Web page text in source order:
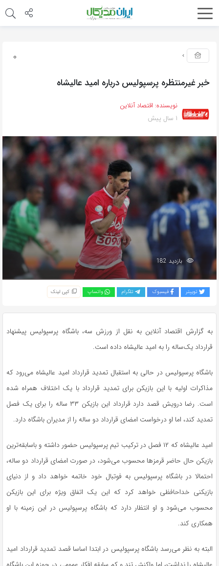
0
خبر غیرمنتظره پرسپولیس درباره امید عالیشاه
نویسنده: اقتصاد آنلاین
1 سال پیش
بازدید 182
توییتر فیسبوک تلگرام واتساپ کپی لینک
به گزارش اقتصاد آنلاین به نقل از ورزش سه، باشگاه پرسپولیس پیشنهاد
قرارداد یک‌ساله را به امید عالیشاه داده است.
باشگاه پرسپولیس در حالی به استقبال تمدید قرارداد امید عالیشاه می‌رود که
مذاکرات اولیه با این بازیکن برای تمدید قرارداد با یک اختلاف همراه شده
است. رضا درویش قصد دارد قرارداد این بازیکن ۳۳ ساله را برای یک فصل
تمدید کند، اما او درخواست امضای قرارداد دو ساله را از مدیران باشگاه دارد.
امید عالیشاه که ۱۲ فصل در ترکیب تیم پرسپولیس حضور داشته و باسابقه‌ترین
بازیکن حال حاضر قرمز‌ها محسوب می‌شود، در صورت امضای قرارداد دو ساله،
احتمالا در باشگاه پرسپولیس به فوتبال خود خاتمه خواهد داد و از دنیای
بازیکنی خداحافظی خواهد کرد که این یک اتفاق ویژه برای این بازیکن
محسوب می‌شود و او انتظار دارد که باشگاه پرسپولیس در این زمینه با او
همکاری کند.
البته به نظر می‌رسد باشگاه پرسپولیس در ابتدا اساسا قصد تمدید قرارداد امید